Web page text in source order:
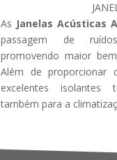
As Janelas Acústicas
passagem de
promovendo maior
Além de proporcionar
excelentes isolantes
também para a